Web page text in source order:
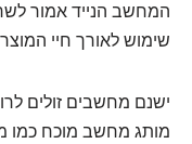
המחשב הנייד אמור
שימוש לאורך חיי
ישנם מחשבים זולים